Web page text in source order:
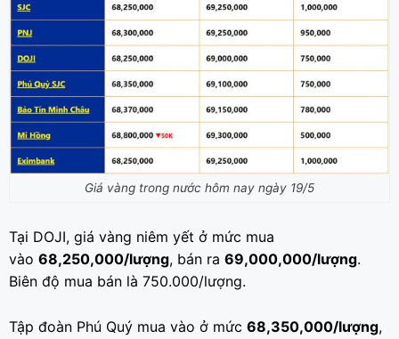
Giá vàng trong nước hôm nay ngày 19/5
Tại DOJI, giá vàng niêm yết ở mức mua
vào 68,250,000/lượng, bán ra 69,000,000/lượng.
Biên độ mua bán là 750.000/lượng.
Tập đoàn Phú Quý mua vào ở mức 68,350,000/lượng,